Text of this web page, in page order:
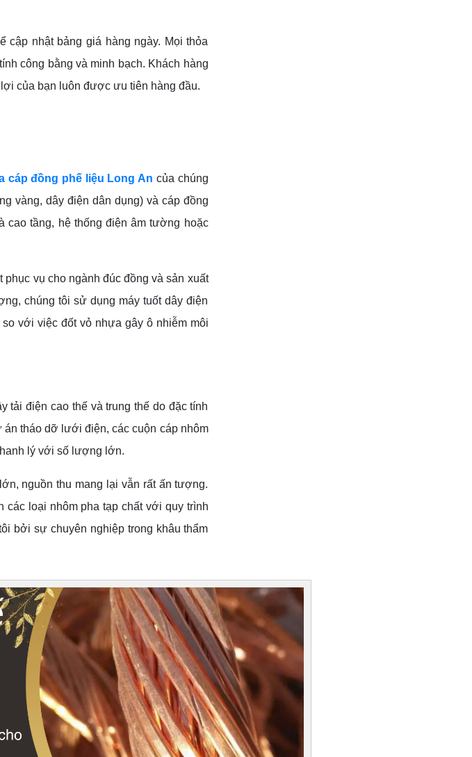
cập nhật bảng giá hàng ngày. Mọi thỏa
công bằng và minh bạch. Khách hàng
của bạn luôn được ưu tiên hàng đầu.
cáp đồng phế liệu Long An của chúng
vàng, dây điện dân dụng) và cáp đồng
cao tầng, hệ thống điện âm tường hoặc
vụ cho ngành đúc đồng và sản xuất
chúng tôi sử dụng máy tuốt dây điện
với việc đốt vỏ nhựa gây ô nhiễm môi
tải điện cao thế và trung thế do đặc tính
án tháo dỡ lưới điện, các cuộn cáp nhôm
lý với số lượng lớn.
nguồn thu mang lại vẫn rất ấn tượng.
loại nhôm pha tạp chất với quy trình
bởi sự chuyên nghiệp trong khâu thẩm